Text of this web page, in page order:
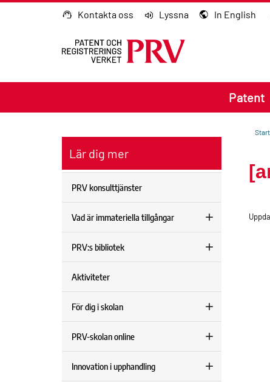
Gå till innehållet Kontakta oss Lyssna In English
Patent
Lär dig mer
PRV konsulttjänster
Vad är immateriella tillgångar
PRV:s bibliotek
Aktiviteter
För dig i skolan
PRV-skolan online
Innovation i upphandling